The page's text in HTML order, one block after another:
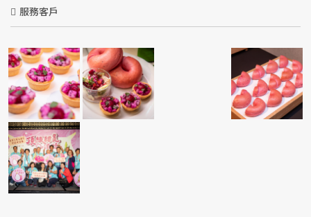
服務客戶